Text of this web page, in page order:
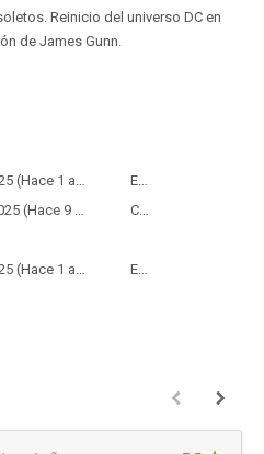
Reinicio del universo DC en
de James Gunn.
(Hace 1 año)
Estreno
meses y 23 días)
Copia Física
(Hace 1 año)
Estreno